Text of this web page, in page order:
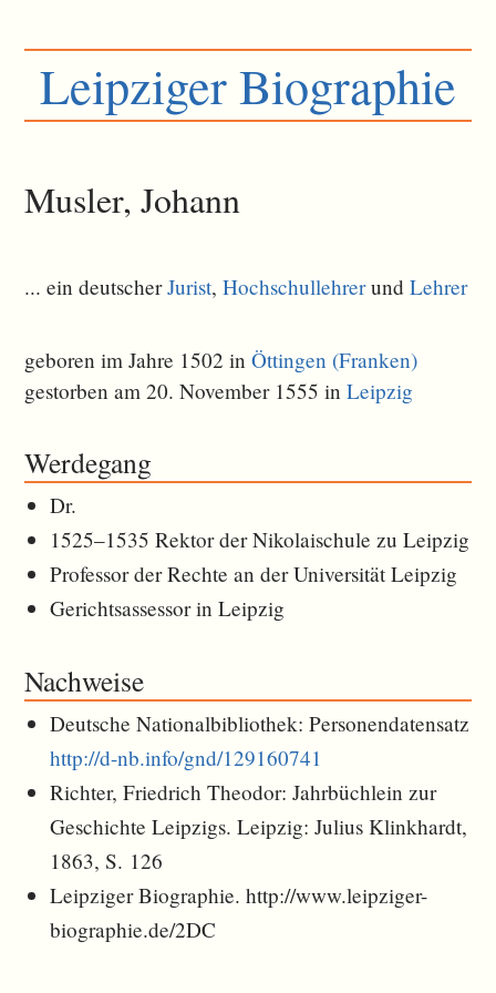
Leipziger Biographie
Musler, Johann
... ein deutscherJurist,HochschullehrerundLehrer
geboren im Jahre 1502 inÖttingen (Franken)
gestorben am 20. November 1555 inLeipzig
Werdegang
Dr.
1525–1535 Rektor der Nikolaischule zu Leipzig
Professor der Rechte an der Universität Leipzig
Gerichtsassessor in Leipzig
Nachweise
Deutsche Nationalbibliothek: Personendatensatz
http://d-nb.info/gnd/129160741
Richter, Friedrich Theodor: Jahrbüchlein zur
Geschichte Leipzigs. Leipzig: Julius Klinkhardt,
1863, S. 126
Leipziger Biographie. http://www.leipziger-
biographie.de/2DC